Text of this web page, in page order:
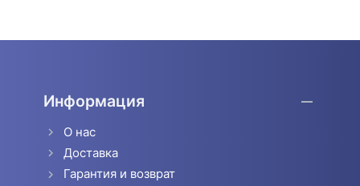
Информация
О нас
Доставка
Гарантия и возврат